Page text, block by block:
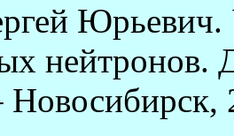
Новосибирск,